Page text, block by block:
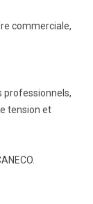
commerciale,
professionnels,
tension et